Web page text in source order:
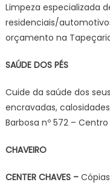
Limpeza especializada
residenciais/
orçamento na
SAÚDE DOS PÉS
Cuide da saúde dos
encravadas,
Barbosa nº 572 – Centro
CHAVEIRO
CENTER CHAVES –